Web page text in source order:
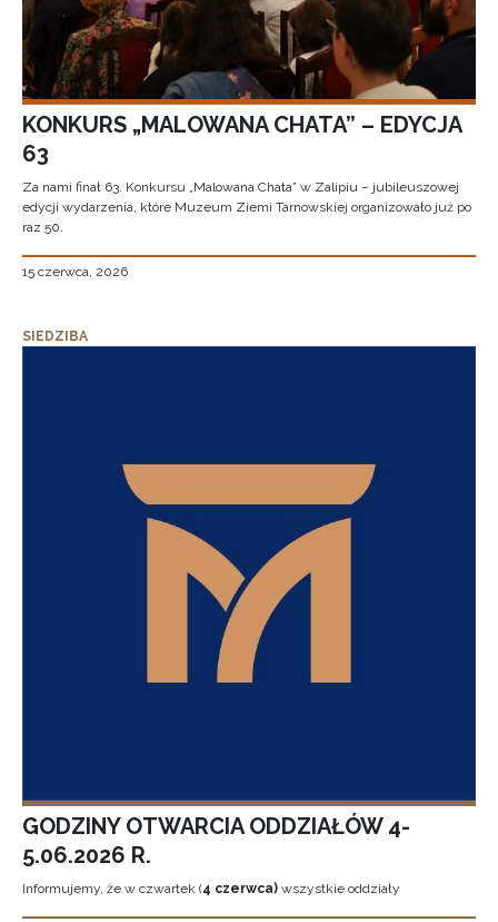
KONKURS „MALOWANA CHATA” – EDYCJA
63
Za nami finał 63. Konkursu „Malowana Chata” w Zalipiu – jubileuszowej
edycji wydarzenia, które Muzeum Ziemi Tarnowskiej organizowało już po
raz 50.
15 czerwca, 2026
SIEDZIBA
GODZINY OTWARCIA ODDZIAŁÓW 4-
5.06.2026 R.
Informujemy, że w czwartek (4 czerwca) wszystkie oddziały